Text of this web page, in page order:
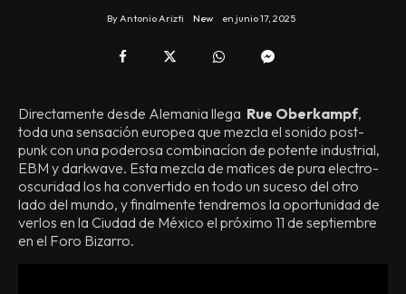
ByAntonio Arizti New en junio 17, 2025
Directamente desde Alemania llega Rue Oberkampf,
toda una sensación europea que mezcla el sonido post-
punk con una poderosa combinacíon de potente industrial,
EBM y darkwave. Esta mezcla de matices de pura electro-
oscuridad los ha convertido en todo un suceso del otro
lado del mundo, y finalmente tendremos la oportunidad de
verlos en la Ciudad de México el próximo 11 de septiembre
en el Foro Bizarro.